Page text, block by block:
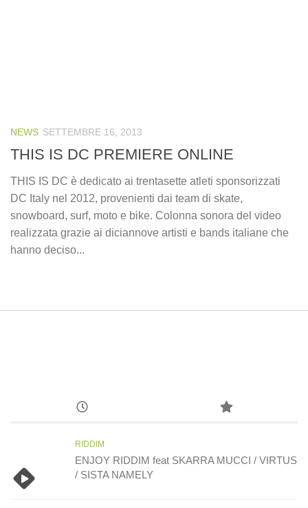
NEWS SETTEMBRE 16, 2013
THIS IS DC PREMIERE ONLINE
THIS IS DC è dedicato ai trentasette atleti sponsorizzati
DC Italy nel 2012, provenienti dai team di skate,
snowboard, surf, moto e bike. Colonna sonora del video
realizzata grazie ai diciannove artisti e bands italiane che
hanno deciso...
RIDDIM
ENJOY RIDDIM feat SKARRA MUCCI / VIRTUS
/ SISTA NAMELY